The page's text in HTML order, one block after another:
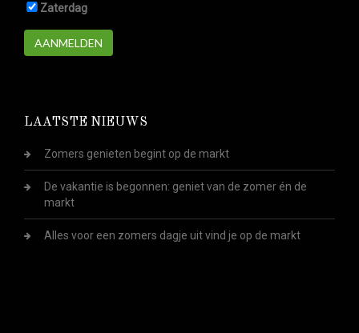
Zaterdag
AANMELDEN
LAATSTE NIEUWS
Zomers genieten begint op de markt
De vakantie is begonnen: geniet van de zomer én de
markt
Alles voor een zomers dagje uit vind je op de markt